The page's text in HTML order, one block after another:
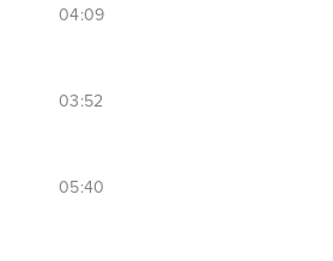
04:09
03:52
05:40